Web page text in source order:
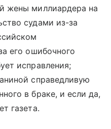
жены миллиардера на
судами из-за
его ошибочного
исправления;
справедливую
в браке, и если да,
газета.